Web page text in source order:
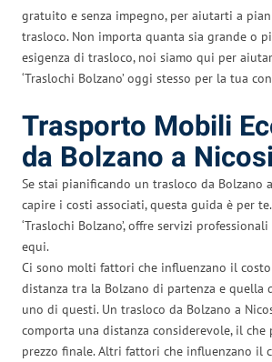
gratuito e senza impegno, per aiutarti a
trasloco. Non importa quanta sia grande o
esigenza di trasloco, noi siamo qui per
‘Traslochi Bolzano’ oggi stesso per la tua
Trasporto Mobili
da Bolzano a
Se stai pianificando un trasloco da Bolzano
capire i costi associati, questa guida è per
‘Traslochi Bolzano’, offre servizi
equi.
Ci sono molti fattori che influenzano il
distanza tra la Bolzano di partenza e quella
uno di questi. Un trasloco da Bolzano a
comporta una distanza considerevole, il
prezzo finale. Altri fattori che influenzano il